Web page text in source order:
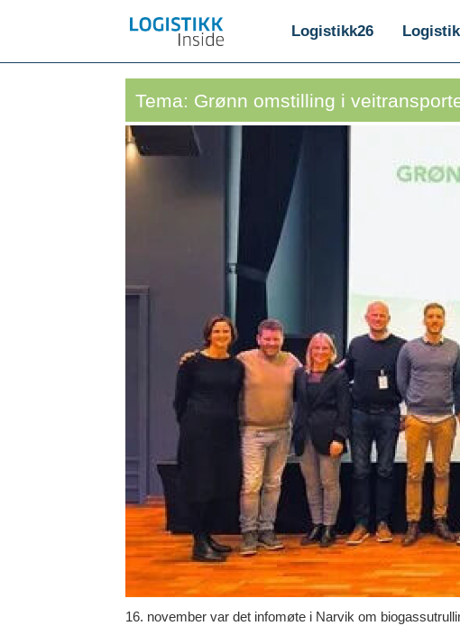
Logistikk26
Tema: Grønn omstilling i
16. november var det infomøte i Narvik om